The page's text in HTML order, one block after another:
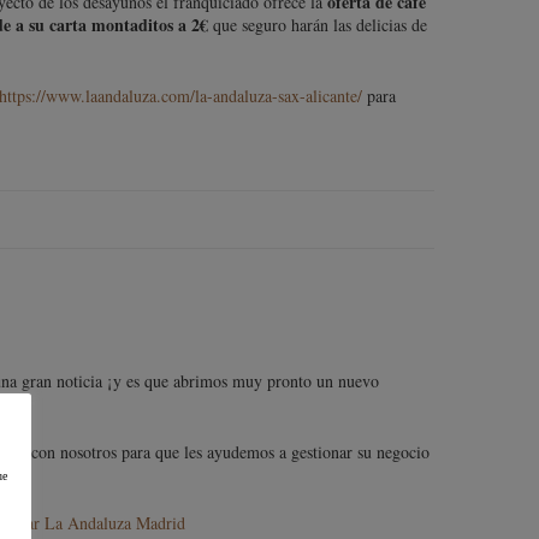
a su carta montaditos a 2€ que seguro harán las delicias de
https://www.laandaluza.com/la-andaluza-sax-alicante/ para
gran noticia ¡y es que abrimos muy pronto un nuevo
con nosotros para que les ayudemos a gestionar su negocio
Bar La Andaluza Madrid